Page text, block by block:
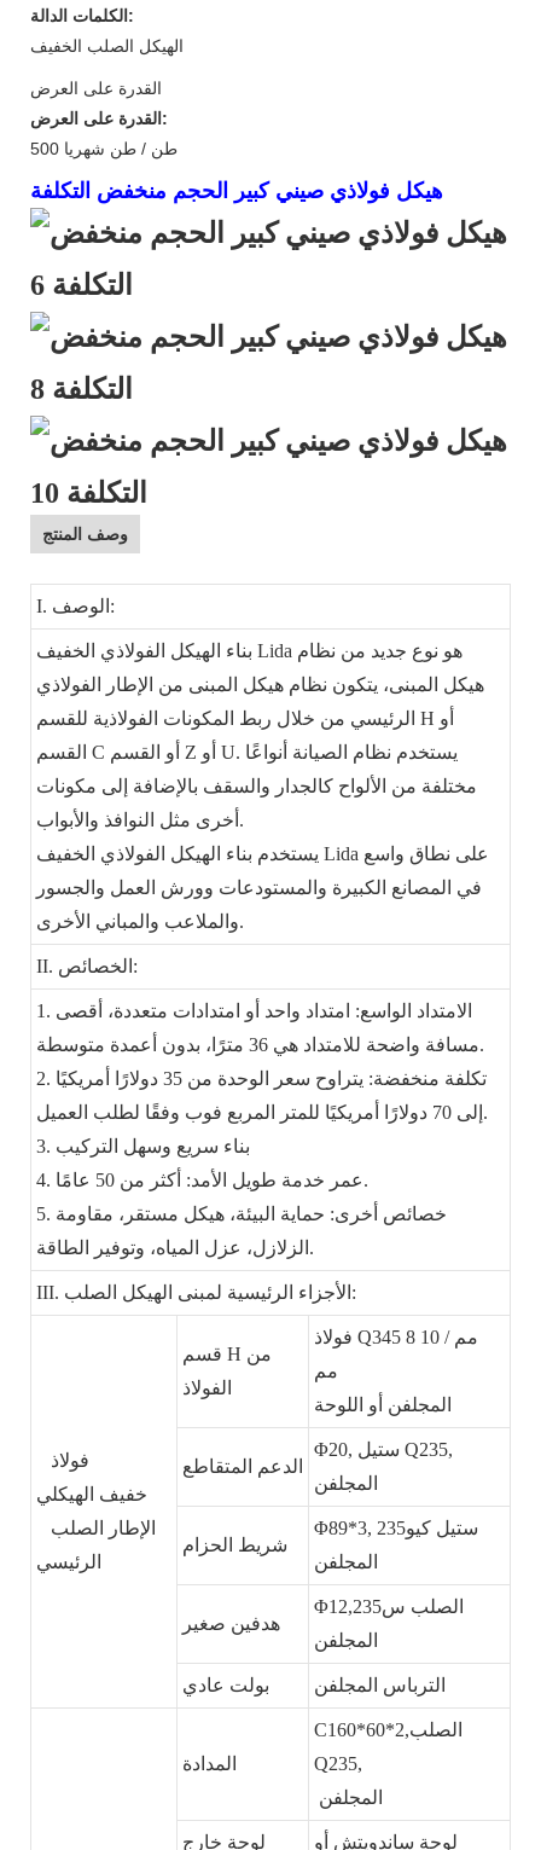
الكلمات الدالة:
الهيكل الصلب الخفيف
القدرة على العرض
القدرة على العرض:
500 طن / طن شهريا
وصف المنتج
I. الوصف:
بناء الهيكل الفولاذي الخفيف Lida هو نوع جديد من نظام
هيكل المبنى، يتكون نظام هيكل المبنى من الإطار الفولاذي
الرئيسي من خلال ربط المكونات الفولاذية للقسم H أو
القسم C أو القسم Z أو U. يستخدم نظام الصيانة أنواعًا
مختلفة من الألواح كالجدار والسقف بالإضافة إلى مكونات
أخرى مثل النوافذ والأبواب.
يستخدم بناء الهيكل الفولاذي الخفيف Lida على نطاق واسع
في المصانع الكبيرة والمستودعات وورش العمل والجسور
والملاعب والمباني الأخرى.
II. الخصائص:
1. الامتداد الواسع: امتداد واحد أو امتدادات متعددة، أقصى
مسافة واضحة للامتداد هي 36 مترًا، بدون أعمدة متوسطة.
2. تكلفة منخفضة: يتراوح سعر الوحدة من 35 دولارًا أمريكيًا
إلى 70 دولارًا أمريكيًا للمتر المربع فوب وفقًا لطلب العميل.
3. بناء سريع وسهل التركيب
4. عمر خدمة طويل الأمد: أكثر من 50 عامًا.
5. خصائص أخرى: حماية البيئة، هيكل مستقر، مقاومة
الزلازل، عزل المياه، وتوفير الطاقة.
III. الأجزاء الرئيسية لمبنى الهيكل الصلب:
الرئيسي
قسم H من
فولاذ Q345 8 مم / 10
مم
المجلفن أو اللوحة
الدعم المتقاطع
Φ20, ستيل Q235,
المجلفن
Φ89*3, ستيل كيو235
المجلفن
Φ12,الصلب س235
المجلفن
بولت عادي الترباس المجلفن
المدادة
C160*60*2,الصلب
Q235,
المجلفن
لوحة خارج لوحة ساندويتش أو